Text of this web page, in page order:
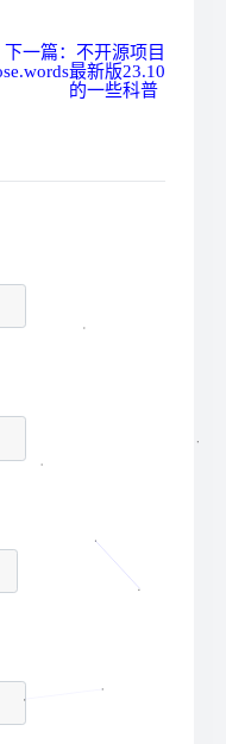
下一篇：不开源项目
最新版23.10
的一些科普